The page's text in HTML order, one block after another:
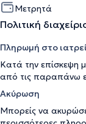
Μετρητά
Πολιτική
Πληρωμή στο
Κατά την επίσκεψη
από τις παραπάνω
Ακύρωση
Μπορείς να